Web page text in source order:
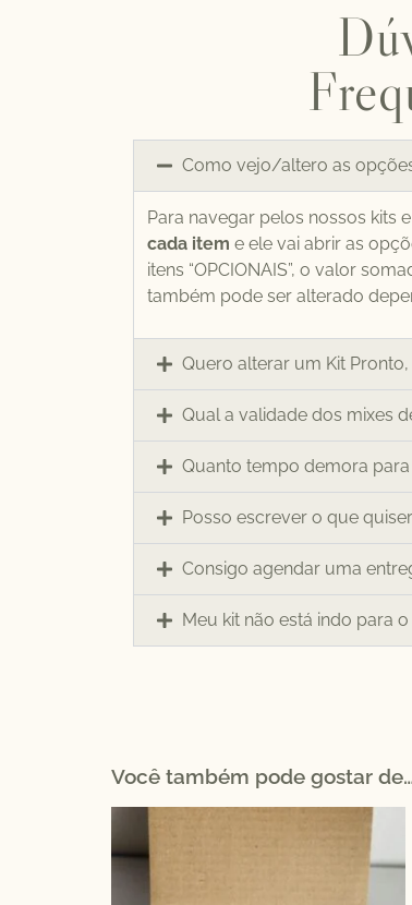
Como vejo/altero as
Para navegar pelos nossos kits
cada item e ele vai abrir as
itens “OPCIONAIS”, o valor
também pode ser alterado
Quero alterar um Kit
Qual a validade dos mixes
Quanto tempo demora
Posso escrever o que
Consigo agendar uma
Meu kit não está indo para
Você também pode gostar